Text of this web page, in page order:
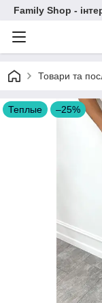
Family Shop -
Товари та
Теплые –25%